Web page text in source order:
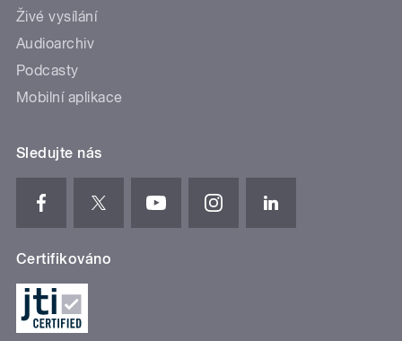
Živé vysílání
Audioarchiv
Podcasty
Mobilní aplikace
Sledujte nás
Certifikováno